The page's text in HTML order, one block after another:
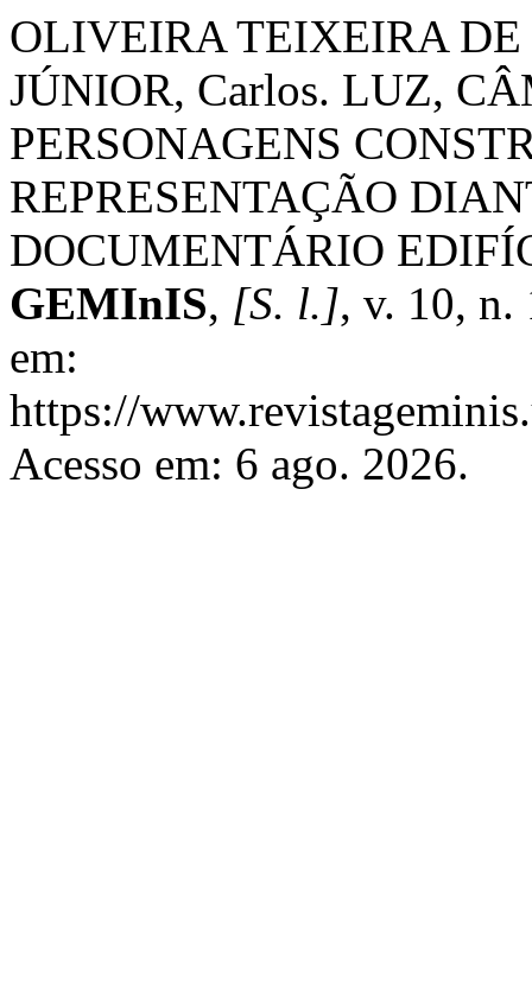
OLIVEIRA TEIXEIRA DE
JÚNIOR, Carlos. LUZ,
PERSONAGENS
REPRESENTAÇÃO
DOCUMENTÁRIO
GEMInIS, [S. l.], v. 10,
em:
https://
Acesso em: 6 ago. 2026.